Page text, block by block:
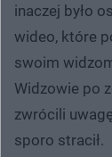
inaczej było
wideo, które
swoim
Widzowie po
zwrócili
sporo stracił.